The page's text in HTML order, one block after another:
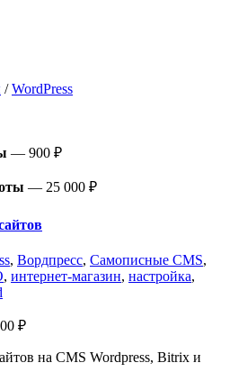
/WordPress
— 900 ₽
— 25 000 ₽
, Вордпресс, Самописные CMS,
, интернет-магазин, настройка,
₽
на CMS Wordpress, Bitrix и